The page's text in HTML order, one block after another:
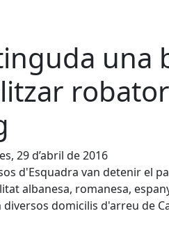
una
29 d’abril de 2016
d'Esquadra van detenir el
albanesa, romanesa,
domicilis d'arreu de